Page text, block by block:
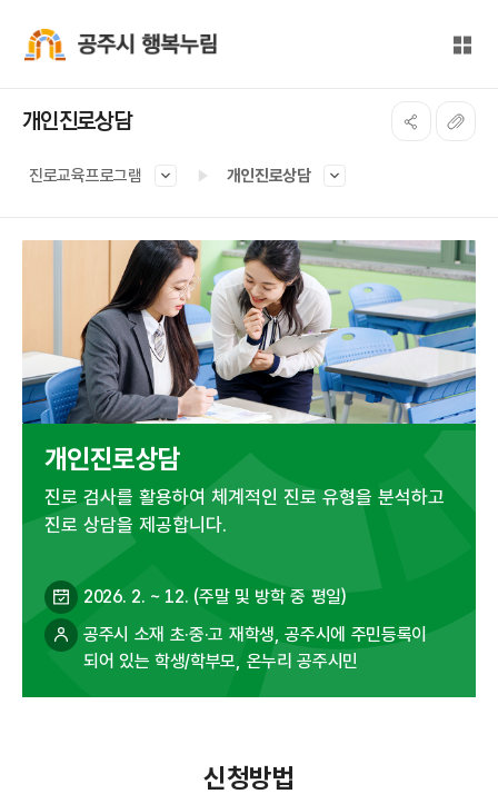
전체
개인진로상담
진로교육프로그램 개인진로상담
개인진로상담
진로 검사를 활용하여 체계적인 진로 유형을 분석하고
진로 상담을 제공합니다.
2026. 2. ~ 12. (주말 및 방학 중 평일)
공주시 소재 초·중·고 재학생, 공주시에 주민등록이
되어 있는 학생/학부모, 온누리 공주시민
신청방법